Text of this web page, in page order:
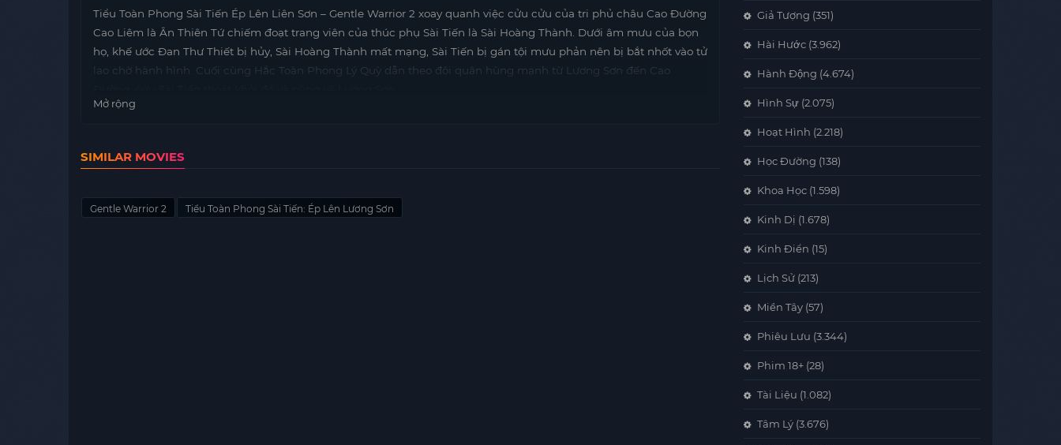
Tiểu Toàn Phong Sài Tiến Ép Lên Liên Sơn – Gentle Warrior 2 xoay quanh việc cửu cửu của tri phủ châu Cao Đường
Cao Liêm là Ân Thiên Tứ chiếm đoạt trang viên của thúc phụ Sài Tiến là Sài Hoàng Thành. Dưới âm mưu của bọn
họ, khế ước Đan Thư Thiết bị hủy, Sài Hoàng Thành mất mạng, Sài Tiến bị gán tội mưu phản nên bị bắt nhốt vào tử
lao chờ hành hình. Cuối cùng Hắc Toàn Phong Lý Quỳ dẫn theo đội quân hùng mạnh từ Lương Sơn đến Cao
Mở rộng
SIMILAR MOVIES
Gentle Warrior 2 Tiểu Toàn Phong Sài Tiến: Ép Lên Lương Sơn
Giả Tượng (351)
Hài Hước (3.962)
Hành Động (4.674)
Hình Sự (2.075)
Hoạt Hình (2.218)
Học Đường (138)
Khoa Học (1.598)
Kinh Dị (1.678)
Kinh Điển (15)
Lịch Sử (213)
Miền Tây (57)
Phiêu Lưu (3.344)
Phim 18+ (28)
Tài Liệu (1.082)
Tâm Lý (3.676)